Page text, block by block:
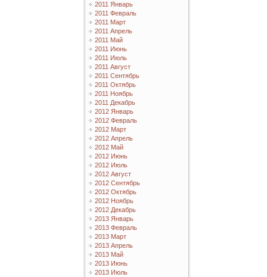
2011 Январь
2011 Февраль
2011 Март
2011 Апрель
2011 Май
2011 Июнь
2011 Июль
2011 Август
2011 Сентябрь
2011 Октябрь
2011 Ноябрь
2011 Декабрь
2012 Январь
2012 Февраль
2012 Март
2012 Апрель
2012 Май
2012 Июнь
2012 Июль
2012 Август
2012 Сентябрь
2012 Октябрь
2012 Ноябрь
2012 Декабрь
2013 Январь
2013 Февраль
2013 Март
2013 Апрель
2013 Май
2013 Июнь
2013 Июль